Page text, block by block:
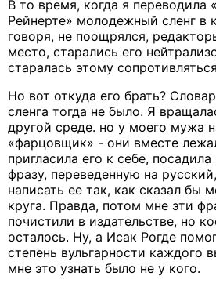
В то время, когда я переводила
Рейнерте» молодежный сленг в
говоря, не поощрялся,
место, старались его
старалась этому
Но вот откуда его брать?
сленга тогда не было. Я
другой среде. но у моего мужа
«фарцовщик» - они вместе
пригласила его к себе,
фразу, переведенную на
написать ее так, как сказал бы
круга. Правда, потом мне эти
почистили в издательстве, но
осталось. Ну, а Исак Рогде
степень вульгарности каждого
мне это узнать было не у кого.